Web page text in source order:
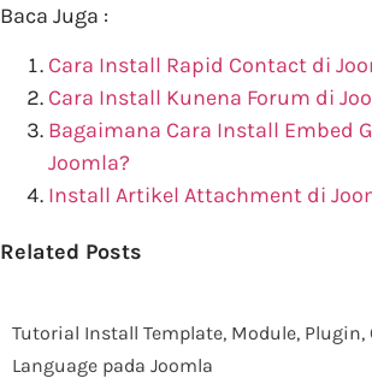
Baca Juga :
Cara Install Rapid Contact di
Cara Install Kunena Forum di
Bagaimana Cara Install Embed
Joomla?
Install Artikel Attachment di
Related Posts
Tutorial Install Template, Module, Plugin,
Language pada Joomla